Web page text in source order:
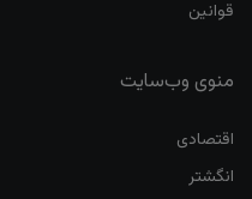
قوانین
منوی وب‌سایت
اقتصادی
انگشتر